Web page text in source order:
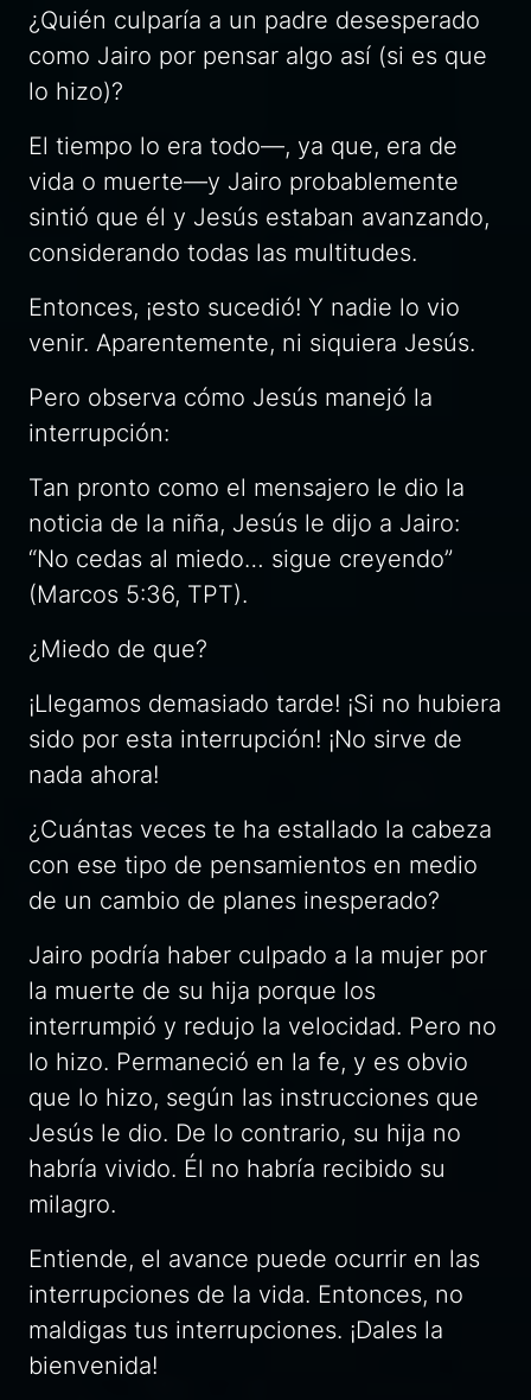
¿Quién culparía a un padre desesperado
como Jairo por pensar algo así (si es que
lo hizo)?
El tiempo lo era todo—, ya que, era de
vida o muerte—y Jairo probablemente
sintió que él y Jesús estaban avanzando,
considerando todas las multitudes.
Entonces, ¡esto sucedió! Y nadie lo vio
venir. Aparentemente, ni siquiera Jesús.
Pero observa cómo Jesús manejó la
interrupción:
Tan pronto como el mensajero le dio la
noticia de la niña, Jesús le dijo a Jairo:
“No cedas al miedo… sigue creyendo”
(Marcos 5:36, TPT).
¿Miedo de que?
¡Llegamos demasiado tarde! ¡Si no hubiera
sido por esta interrupción! ¡No sirve de
nada ahora!
¿Cuántas veces te ha estallado la cabeza
con ese tipo de pensamientos en medio
de un cambio de planes inesperado?
Jairo podría haber culpado a la mujer por
la muerte de su hija porque los
interrumpió y redujo la velocidad. Pero no
lo hizo. Permaneció en la fe, y es obvio
que lo hizo, según las instrucciones que
Jesús le dio. De lo contrario, su hija no
habría vivido. Él no habría recibido su
milagro.
Entiende, el avance puede ocurrir en las
interrupciones de la vida. Entonces, no
maldigas tus interrupciones. ¡Dales la
bienvenida!